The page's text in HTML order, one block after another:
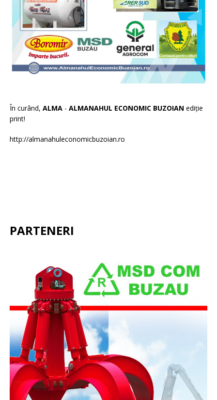
În curând, ALMA - ALMANAHUL ECONOMIC BUZOIAN ediție
print!
http://almanahuleconomicbuzoian.ro
PARTENERI